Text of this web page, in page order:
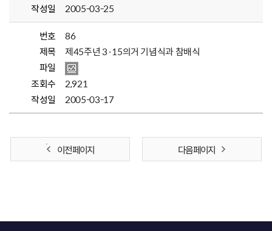
작성일
2005-03-25
번호
86
제목
제45주년 3·15의거 기념식과 참배식
파일
조회수
2,921
작성일
2005-03-17
이전 페이지 다음 페이지